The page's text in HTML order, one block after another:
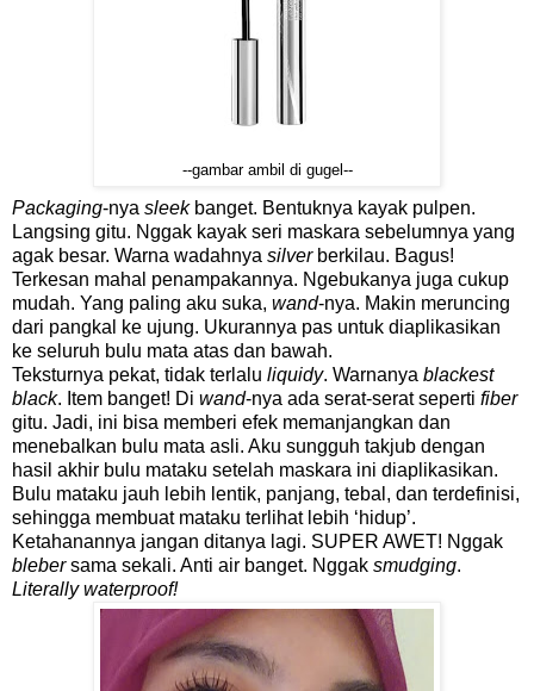
--gambar ambil di gugel--
Packaging-nya sleek banget. Bentuknya kayak pulpen.
Langsing gitu. Nggak kayak seri maskara sebelumnya yang
agak besar. Warna wadahnya silver berkilau. Bagus!
Terkesan mahal penampakannya. Ngebukanya juga cukup
mudah. Yang paling aku suka, wand-nya. Makin meruncing
dari pangkal ke ujung. Ukurannya pas untuk diaplikasikan
ke seluruh bulu mata atas dan bawah.
Teksturnya pekat, tidak terlalu liquidy. Warnanya blackest
black. Item banget! Di wand-nya ada serat-serat seperti fiber
gitu. Jadi, ini bisa memberi efek memanjangkan dan
menebalkan bulu mata asli. Aku sungguh takjub dengan
hasil akhir bulu mataku setelah maskara ini diaplikasikan.
Bulu mataku jauh lebih lentik, panjang, tebal, dan terdefinisi,
sehingga membuat mataku terlihat lebih ‘hidup’.
Ketahanannya jangan ditanya lagi. SUPER AWET! Nggak
blebersama sekali. Anti air banget. Nggak smudging.
Literally waterproof!